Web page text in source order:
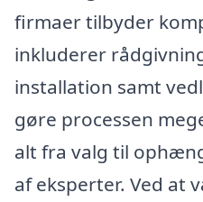
firmaer tilbyder
inkluderer
installation samt
gøre processen
alt fra valg til
af eksperter. Ved at